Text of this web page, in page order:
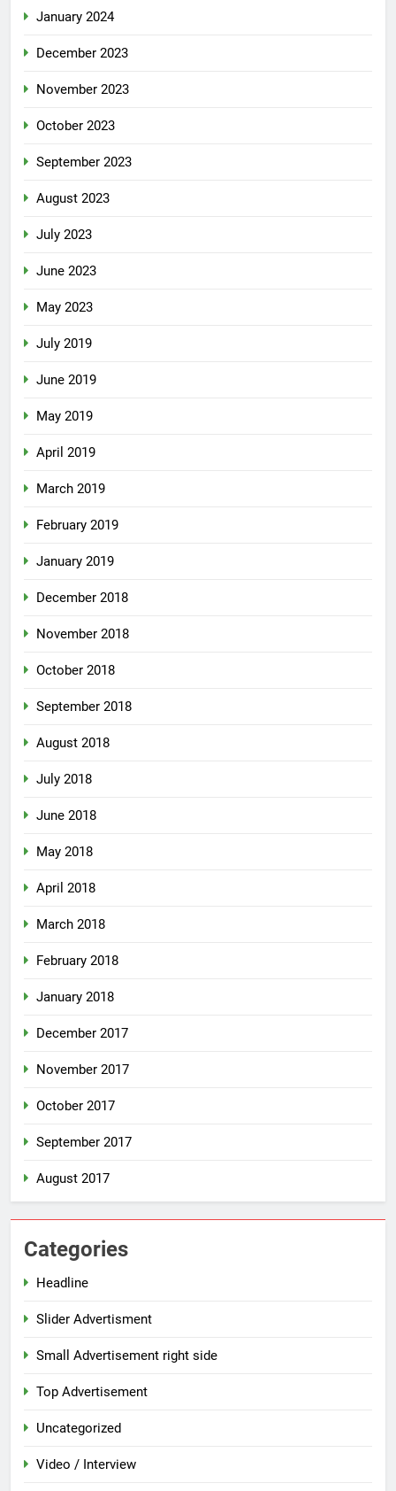
January 2024
December 2023
November 2023
October 2023
September 2023
August 2023
July 2023
June 2023
May 2023
July 2019
June 2019
May 2019
April 2019
March 2019
February 2019
January 2019
December 2018
November 2018
October 2018
September 2018
August 2018
July 2018
June 2018
May 2018
April 2018
March 2018
February 2018
January 2018
December 2017
November 2017
October 2017
September 2017
August 2017
Categories
Headline
Slider Advertisment
Small Advertisement right side
Top Advertisement
Uncategorized
Video / Interview